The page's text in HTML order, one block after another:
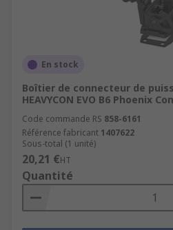
En stock
Boîtier de connecteur de
HEAVYCON EVO B6 Phoenix
Code commande RS 858-6161
Référence fabricant 1407622
Sous-total (1 unité)
20,21 €HT
Quantité